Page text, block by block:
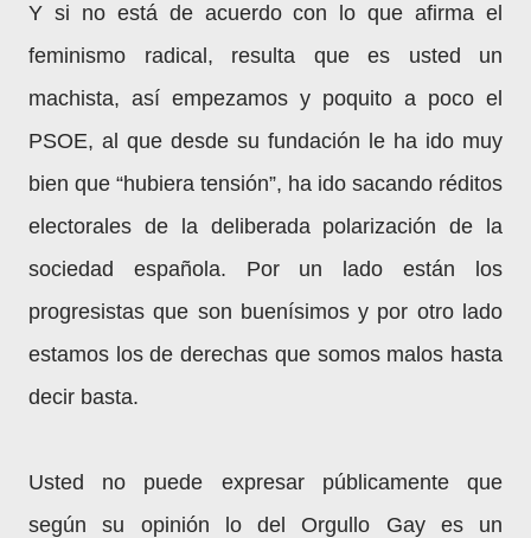
Y si no está de acuerdo con lo que afirma el
feminismo radical, resulta que es usted un
machista, así empezamos y poquito a poco el
PSOE, al que desde su fundación le ha ido muy
bien que “hubiera tensión”, ha ido sacando réditos
electorales de la deliberada polarización de la
sociedad española. Por un lado están los
progresistas que son buenísimos y por otro lado
estamos los de derechas que somos malos hasta
decir basta.
Usted no puede expresar públicamente que
según su opinión lo del Orgullo Gay es un